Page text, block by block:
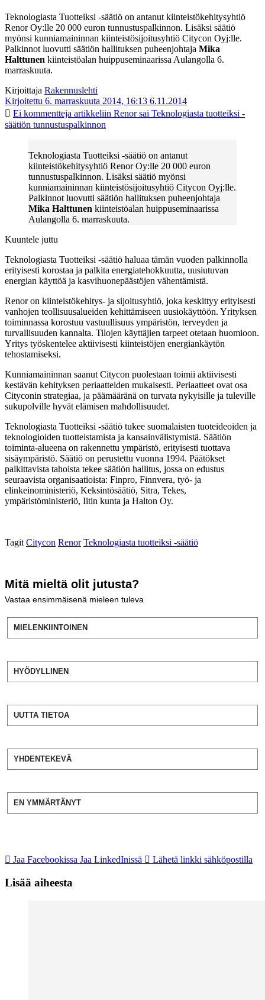
Teknologiasta Tuotteiksi -säätiö on antanut kiinteistökehitysyhtiö
Renor Oy:lle 20 000 euron tunnustuspalkinnon. Lisäksi säätiö
myönsi kunniamaininnan kiinteistösijoitusyhtiö Citycon Oyj:lle.
Palkinnot luovutti säätiön hallituksen puheenjohtaja Mika
Halttunen kiinteistöalan huippuseminaarissa Aulangolla 6.
marraskuuta.
Kirjoittaja Rakennuslehti
Kirjoitettu 6. marraskuuta 2014, 16:13 6.11.2014
Ei kommentteja artikkeliin Renor sai Teknologiasta tuotteiksi -
säätiön tunnustuspalkinnon
Teknologiasta Tuotteiksi -säätiö on antanut
kiinteistökehitysyhtiö Renor Oy:lle 20 000 euron
tunnustuspalkinnon. Lisäksi säätiö myönsi
kunniamaininnan kiinteistösijoitusyhtiö Citycon Oyj:lle.
Palkinnot luovutti säätiön hallituksen puheenjohtaja
Mika Halttunen kiinteistöalan huippuseminaarissa
Aulangolla 6. marraskuuta.
Kuuntele juttu
Teknologiasta Tuotteiksi -säätiö haluaa tämän vuoden palkinnolla
erityisesti korostaa ja palkita energiatehokkuutta, uusiutuvan
energian käyttöä ja kasvihuonepäästöjen vähentämistä.
Renor on kiinteistökehitys- ja sijoitusyhtiö, joka keskittyy erityisesti
vanhojen teollisuusalueiden kehittämiseen uusiokäyttöön. Yrityksen
toiminnassa korostuu vastuullisuus ympäristön, terveyden ja
turvallisuuden kannalta. Tilojen käyttäjien tarpeet otetaan huomioon.
Yritys työskentelee aktiivisesti kiinteistöjen energiankäytön
tehostamiseksi.
Kunniamaininnan saanut Citycon puolestaan toimii aktiivisesti
kestävän kehityksen periaatteiden mukaisesti. Periaatteet ovat osa
Cityconin strategiaa, ja päämääränä on turvata nykyisille ja tuleville
sukupolville hyvät elämisen mahdollisuudet.
Teknologiasta Tuotteiksi -säätiö tukee suomalaisten tuoteideoiden ja
teknologioiden tuotteistamista ja kansainvälistymistä. Säätiön
toiminta-alueena on rakennettu ympäristö, erityisesti tuottava
sisäympäristö. Säätiö on perustettu vuonna 1994. Päätökset
palkittavista tahoista tekee säätiön hallitus, jossa on edustus
seuraavista organisaatioista: Finpro, Finnvera, työ- ja
elinkeinoministeriö, Keksintösäätiö, Sitra, Tekes,
ympäristöministeriö, Iitin kunta ja Halton Oy.
Tagit Citycon Renor Teknologiasta tuotteiksi -säätiö
Mitä mieltä olit jutusta?
Vastaa ensimmäisenä mieleen tuleva
MIELENKIINTOINEN
HYÖDYLLINEN
UUTTA TIETOA
YHDENTEKEVÄ
EN YMMÄRTÄNYT
Jaa Facebookissa Jaa LinkedInissä Lähetä linkki sähköpostilla
Lisää aiheesta